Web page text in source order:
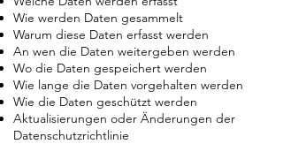
Wie werden Daten gesammelt
Warum diese Daten erfasst werden
An wen die Daten weitergeben werden
Wo die Daten gespeichert werden
Wie lange die Daten vorgehalten werden
Wie die Daten geschützt werden
Aktualisierungen oder Änderungen der
Datenschutzrichtlinie